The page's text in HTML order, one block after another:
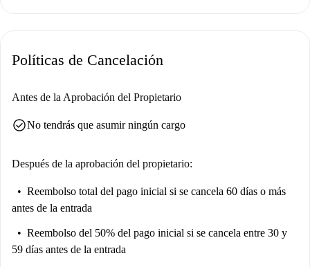
Políticas de Cancelación
Antes de la Aprobación del Propietario
check_circleNo tendrás que asumir ningún cargo
Después de la aprobación del propietario:
Reembolso total del pago inicial si se cancela 60 días o más
antes de la entrada
Reembolso del 50% del pago inicial si se cancela entre 30 y
59 días antes de la entrada